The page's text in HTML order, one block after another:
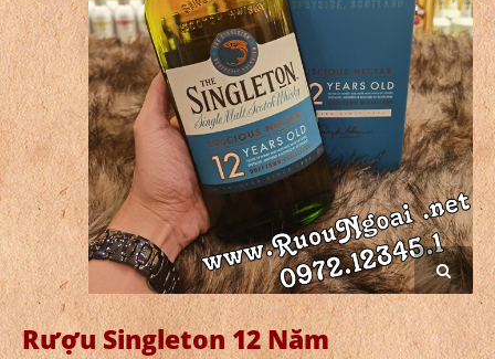
Rượu Singleton 12 Năm